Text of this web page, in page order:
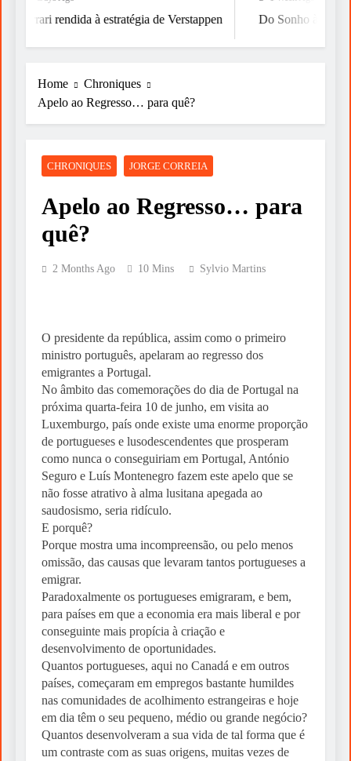
Ferrari rendida à estratégia de Verstappen Do Sonho à Vitória
Home
Chroniques
Apelo ao Regresso… para quê?
CHRONIQUES JORGE CORREIA
Apelo ao Regresso… para
quê?
2 Months Ago 10 Mins Sylvio Martins
O presidente da república, assim como o primeiro
ministro português, apelaram ao regresso dos
emigrantes a Portugal.
No âmbito das comemorações do dia de Portugal na
próxima quarta-feira 10 de junho, em visita ao
Luxemburgo, país onde existe uma enorme proporção
de portugueses e lusodescendentes que prosperam
como nunca o conseguiriam em Portugal, António
Seguro e Luís Montenegro fazem este apelo que se
não fosse atrativo à alma lusitana apegada ao
saudosismo, seria ridículo.
E porquê?
Porque mostra uma incompreensão, ou pelo menos
omissão, das causas que levaram tantos portugueses a
emigrar.
Paradoxalmente os portugueses emigraram, e bem,
para países em que a economia era mais liberal e por
conseguinte mais propícia à criação e
desenvolvimento de oportunidades.
Quantos portugueses, aqui no Canadá e em outros
países, começaram em empregos bastante humildes
nas comunidades de acolhimento estrangeiras e hoje
em dia têm o seu pequeno, médio ou grande negócio?
Quantos desenvolveram a sua vida de tal forma que é
um contraste com as suas origens, muitas vezes de